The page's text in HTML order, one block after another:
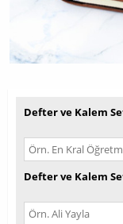
Defter ve Kalem
Defter ve Kalem